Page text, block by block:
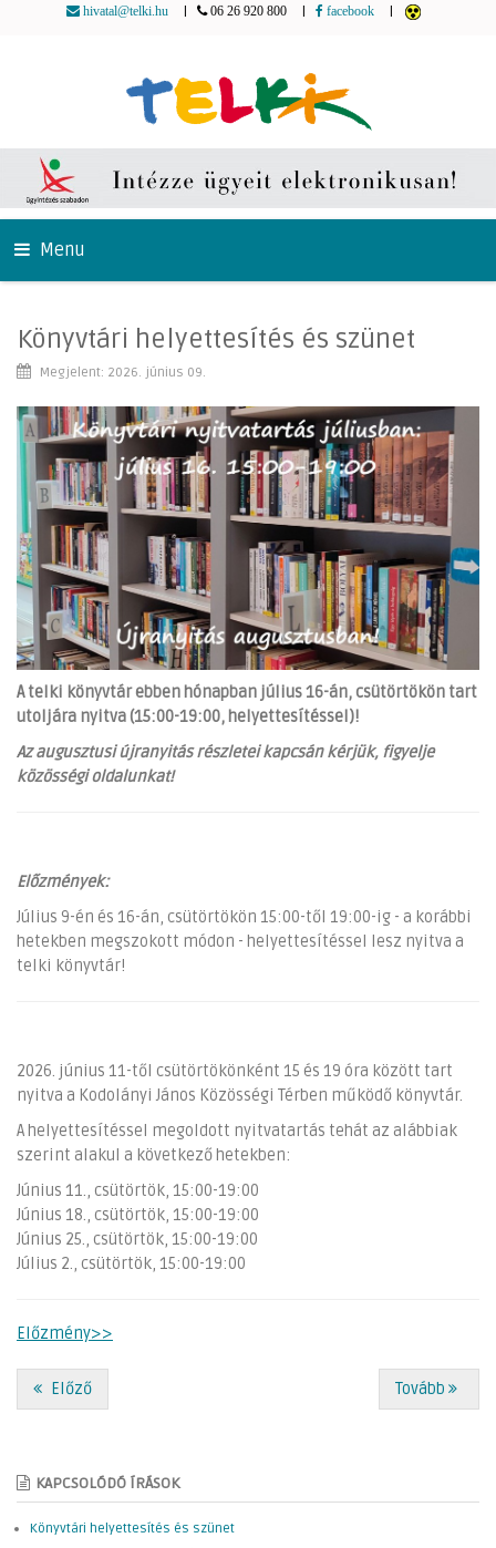
hivatal@telki.hu 06 26 920 800 facebook
Menu
Könyvtári helyettesítés és szünet
Megjelent: 2026. június 09.
A telki könyvtár ebben hónapban július 16-án, csütörtökön tart
utoljára nyitva (15:00-19:00, helyettesítéssel)!
Az augusztusi újranyitás részletei kapcsán kérjük, figyelje
közösségi oldalunkat!
Előzmények:
Július 9-én és 16-án, csütörtökön 15:00-től 19:00-ig - a korábbi
hetekben megszokott módon - helyettesítéssel lesz nyitva a
telki könyvtár!
2026. június 11-től csütörtökönként 15 és 19 óra között tart
nyitva a Kodolányi János Közösségi Térben működő könyvtár.
A helyettesítéssel megoldott nyitvatartás tehát az alábbiak
szerint alakul a következő hetekben:
Június 11., csütörtök, 15:00-19:00
Június 18., csütörtök, 15:00-19:00
Június 25., csütörtök, 15:00-19:00
Július 2., csütörtök, 15:00-19:00
Előzmény>>
Előző Tovább
KAPCSOLÓDÓ ÍRÁSOK
Könyvtári helyettesítés és szünet